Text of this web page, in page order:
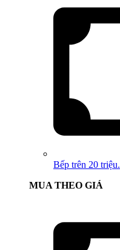
Bếp trên 20 triệu.
MUA THEO GIÁ